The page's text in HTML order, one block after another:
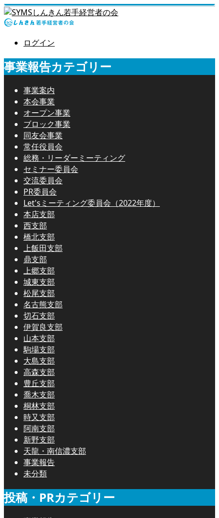
ログイン
事業報告カテゴリー
事業案内
本会事業
オープン事業
ブロック事業
同友会事業
常任役員会
総務・リーダーミーティング
セミナー委員会
交流委員会
PR委員会
Let'sミーティング委員会（2022年度）
本店支部
西支部
橋北支部
上飯田支部
鼎支部
上郷支部
城東支部
松尾支部
名古熊支部
切石支部
伊賀良支部
山本支部
駒場支部
大島支部
高森支部
豊丘支部
喬木支部
桐林支部
時又支部
阿南支部
新野支部
天龍・南信濃支部
事業報告
未分類
投稿・PRカテゴリー